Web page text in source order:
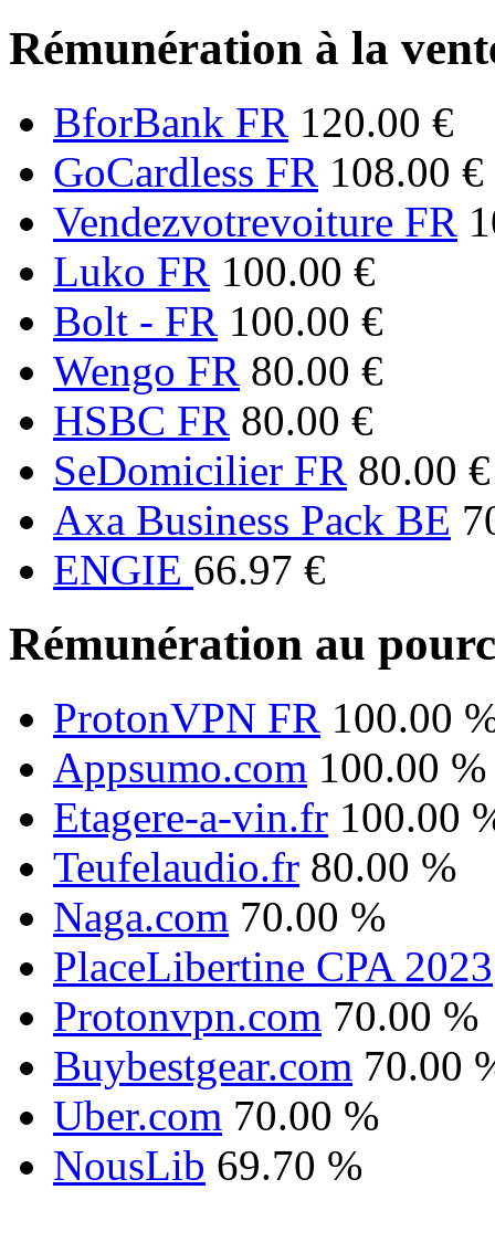
Rémunération à la
BforBank FR 120.00 €
GoCardless FR 108.00 €
Vendezvotrevoiture FR
Luko FR 100.00 €
Bolt - FR 100.00 €
Wengo FR 80.00 €
HSBC FR 80.00 €
SeDomicilier FR 80.00 €
Axa Business Pack BE
ENGIE 66.97 €
Rémunération au
ProtonVPN FR 100.00
Appsumo.com 100.00 %
Etagere-a-vin.fr 100.00
Teufelaudio.fr 80.00 %
Naga.com 70.00 %
PlaceLibertine CPA 2023
Protonvpn.com 70.00 %
Buybestgear.com 70.00
Uber.com 70.00 %
NousLib 69.70 %